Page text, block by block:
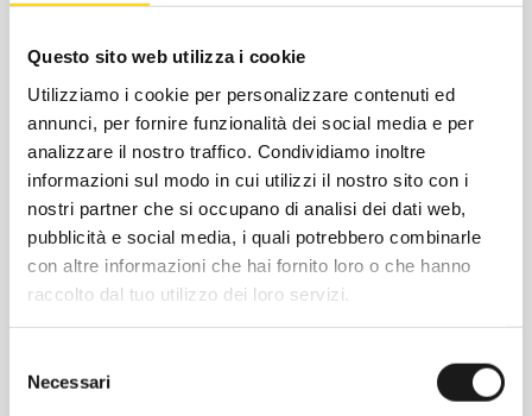
Questo sito web utilizza i cookie
Utilizziamo i cookie per personalizzare contenuti ed
annunci, per fornire funzionalità dei social media e per
analizzare il nostro traffico. Condividiamo inoltre
informazioni sul modo in cui utilizzi il nostro sito con i
nostri partner che si occupano di analisi dei dati web,
pubblicità e social media, i quali potrebbero combinarle
con altre informazioni che hai fornito loro o che hanno
raccolto dal tuo utilizzo dei loro servizi.
delNecessari
Chiedi ad un esperto
Davide di RRTrek